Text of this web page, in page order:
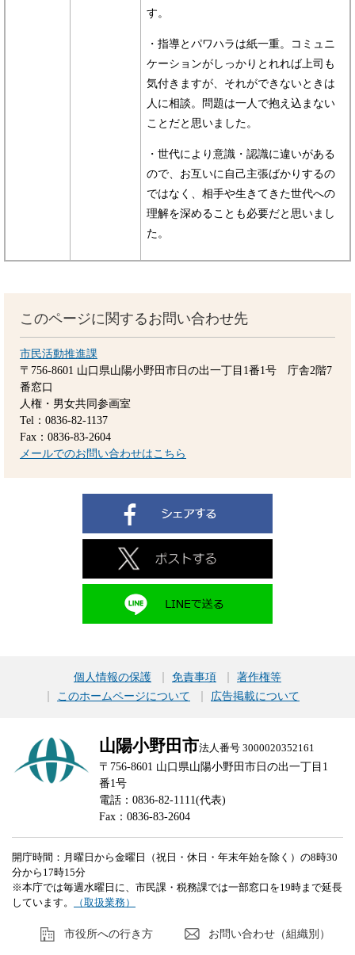
す。
・指導とパワハラは紙一重。コミュニ
ケーションがしっかりとれれば上司も
気付きますが、それができないときは
人に相談。問題は一人で抱え込まない
ことだと思いました。
・世代により意識・認識に違いがある
ので、お互いに自己主張ばかりするの
ではなく、相手や生きてきた世代への
理解を深めることも必要だと思いまし
た。
このページに関するお問い合わせ先
市民活動推進課
〒756-8601 山口県山陽小野田市日の出一丁目1番1号 庁舎2階7
番窓口
人権・男女共同参画室
Tel：0836-82-1137
Fax：0836-83-2604
メールでのお問い合わせはこちら
個人情報の保護 免責事項
著作権等
このホームページについて
広告掲載について
山陽小野田市法人番号 3000020352161
〒756-8601 山口県山陽小野田市日の出一丁目1
番1号
電話：0836-82-1111(代表)
Fax：0836-83-2604
開庁時間：月曜日から金曜日（祝日・休日・年末年始を除く）の8時30
分から17時15分
※本庁では毎週水曜日に、市民課・税務課では一部窓口を19時まで延長
しています。
（取扱業務）
市役所への行き方 お問い合わせ（組織別）